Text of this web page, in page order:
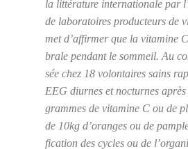
la lit­té­ra­ture inter­na­tio­nale par
de labo­ra­toires pro­duc­teurs de
met d’affirmer que la vita­mine
brale pen­dant le som­meil. Au
sée chez 18 volon­taires sains
EEG diurnes et noc­turnes
grammes de vita­mine C ou de
de 10kg d’oranges ou de
fi­ca­tion des cycles ou de